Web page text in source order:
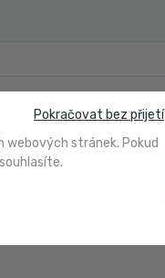
Pokračovat bez přijetí
webových stránek. Pokud